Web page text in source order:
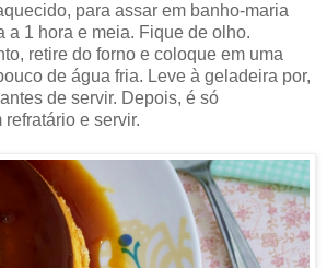
para assar em banho-maria
a 1 hora e meia. Fique de olho.
retire do forno e coloque em uma
de água fria. Leve à geladeira por,
de servir. Depois, é só
e servir.